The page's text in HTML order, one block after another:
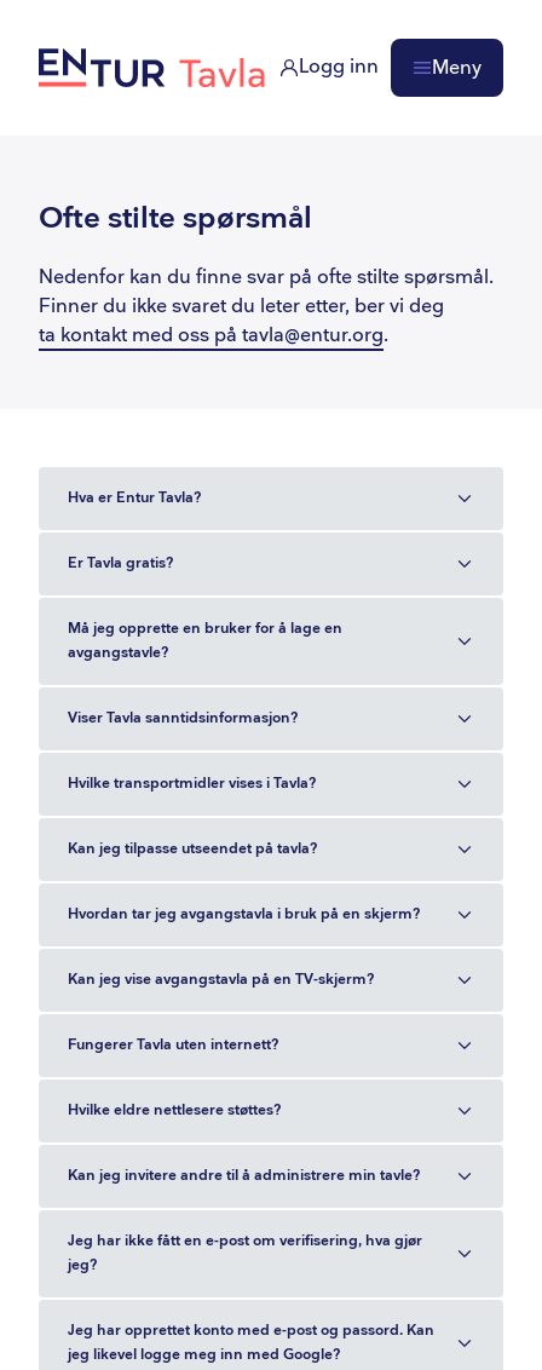
Logg inn Meny
Ofte stilte spørsmål
Nedenfor kan du finne svar på ofte stilte spørsmål.
Finner du ikke svaret du leter etter, ber vi deg
ta kontakt med oss på tavla@entur.org.
Hva er Entur Tavla?
Er Tavla gratis?
Må jeg opprette en bruker for å lage en
avgangstavle?
Viser Tavla sanntidsinformasjon?
Hvilke transportmidler vises i Tavla?
Kan jeg tilpasse utseendet på tavla?
Hvordan tar jeg avgangstavla i bruk på en skjerm?
Kan jeg vise avgangstavla på en TV-skjerm?
Fungerer Tavla uten internett?
Hvilke eldre nettlesere støttes?
Kan jeg invitere andre til å administrere min tavle?
Jeg har ikke fått en e-post om verifisering, hva gjør
jeg?
Jeg har opprettet konto med e-post og passord. Kan
jeg likevel logge meg inn med Google?